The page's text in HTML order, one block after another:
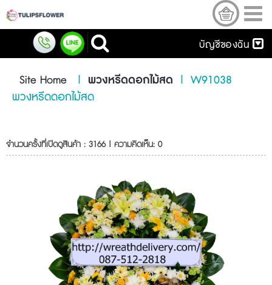
บัญชีของฉัน
Site Home | พวงหรีดดอกไม้สด | W91038
พวงหรีดดอกไม้สด
จำนวนครั้งที่เปิดดูสินค้า : 3166 | ความคิดเห็น: 0